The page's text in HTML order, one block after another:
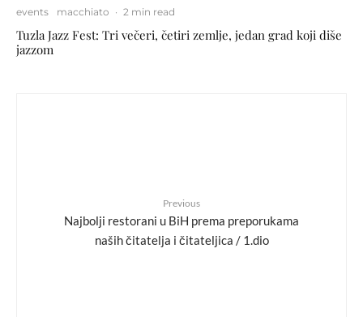
events macchiato · 2 min read
Tuzla Jazz Fest: Tri večeri, četiri zemlje, jedan grad koji diše
jazzom
Previous
Najbolji restorani u BiH prema preporukama
naših čitatelja i čitateljica / 1.dio